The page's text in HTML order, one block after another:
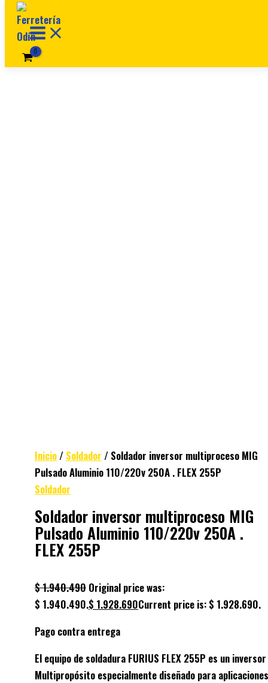
Ir al contenido
Inicio/ Soldador / Soldador inversor multiproceso MIG
Pulsado Aluminio 110/220v 250A . FLEX 255P
Soldador
Soldador inversor multiproceso MIG
Pulsado Aluminio 110/220v 250A .
FLEX 255P
$1.940.490 Original price was:
$ 1.940.490.$ 1.928.690Current price is: $ 1.928.690.
Pago contra entrega
El equipo de soldadura FURIUS FLEX 255P es un inversor
Multipropósito especialmente diseñado para aplicaciones